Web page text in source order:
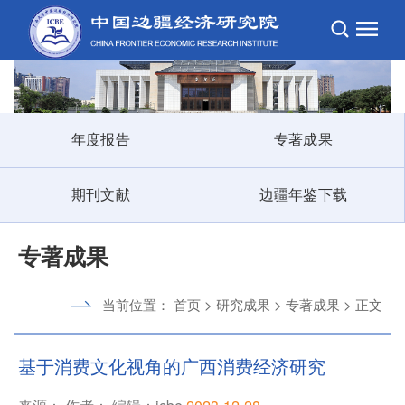
年度报告 专著成果
期刊文献 边疆年鉴下载
专著成果
当前位置： 首页 > 研究成果 > 专著成果 > 正文
基于消费文化视角的广西消费经济研究